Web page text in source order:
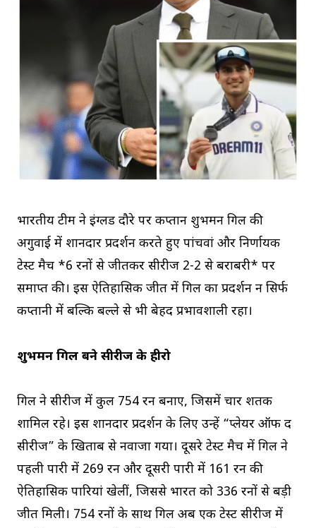
भारतीय टीम ने इंग्लैंड दौरे पर कप्तान शुभमन गिल की
अगुवाई में शानदार प्रदर्शन करते हुए पांचवां और निर्णायक
टेस्ट मैच *6 रनों से जीतकर सीरीज 2-2 से बराबरी* पर
समाप्त की। इस ऐतिहासिक जीत में गिल का प्रदर्शन न सिर्फ
कप्तानी में बल्कि बल्ले से भी बेहद प्रभावशाली रहा।
शुभमन गिल बने सीरीज के हीरो
गिल ने सीरीज में कुल 754 रन बनाए, जिसमें चार शतक
शामिल रहे। इस शानदार प्रदर्शन के लिए उन्हें “प्लेयर ऑफ द
सीरीज” के खिताब से नवाजा गया। दूसरे टेस्ट मैच में गिल ने
पहली पारी में 269 रन और दूसरी पारी में 161 रन की
ऐतिहासिक पारियां खेलीं, जिससे भारत को 336 रनों से बड़ी
जीत मिली। 754 रनों के साथ गिल अब एक टेस्ट सीरीज में